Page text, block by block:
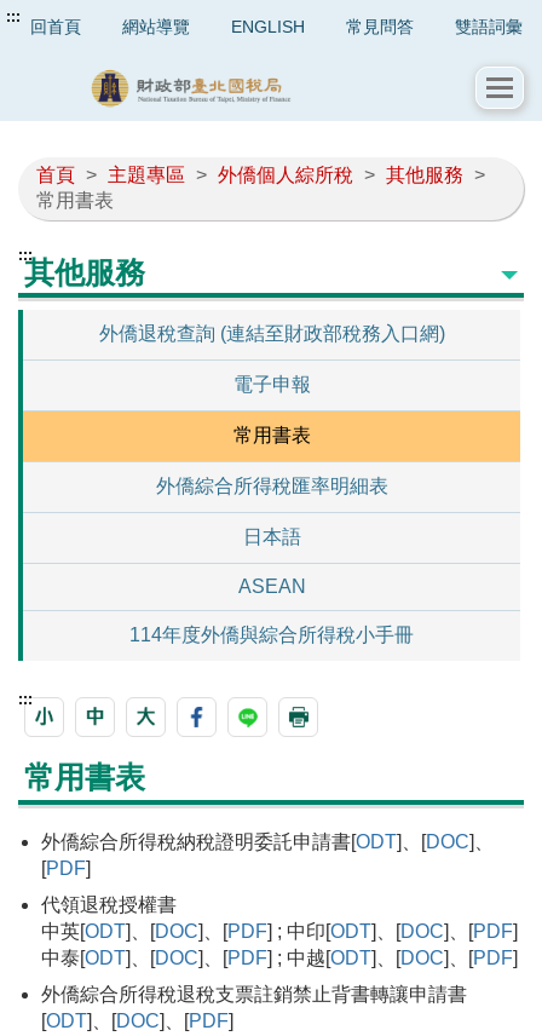
::: 回首頁 網站導覽 ENGLISH 常見問答 雙語詞彙
首頁 > 主題專區 > 外僑個人綜所稅 > 其他服務 >
常用書表
:::其他服務
外僑退稅查詢 (連結至財政部稅務入口網)
電子申報
常用書表
外僑綜合所得稅匯率明細表
日本語
ASEAN
114年度外僑與綜合所得稅小手冊
:::
常用書表
外僑綜合所得稅納稅證明委託申請書[ODT]、[DOC]、
[PDF]
代領退稅授權書
中英[ODT]、[DOC]、[PDF] ; 中印[ODT]、[DOC]、[PDF]
中泰[ODT]、[DOC]、[PDF] ; 中越[ODT]、[DOC]、[PDF]
外僑綜合所得稅退稅支票註銷禁止背書轉讓申請書
[ODT]、[DOC]、[PDF]